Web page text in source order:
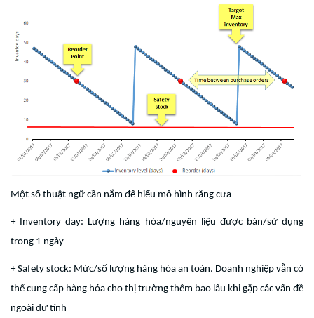
Một số thuật ngữ cần nắm để hiểu mô hình răng cưa
+ Inventory day: Lượng hàng hóa/nguyên liệu được bán/sử dụng
trong 1 ngày
+ Safety stock: Mức/số lượng hàng hóa an toàn. Doanh nghiệp vẫn có
thể cung cấp hàng hóa cho thị trường thêm bao lâu khi gặp các vấn đề
ngoài dự tính